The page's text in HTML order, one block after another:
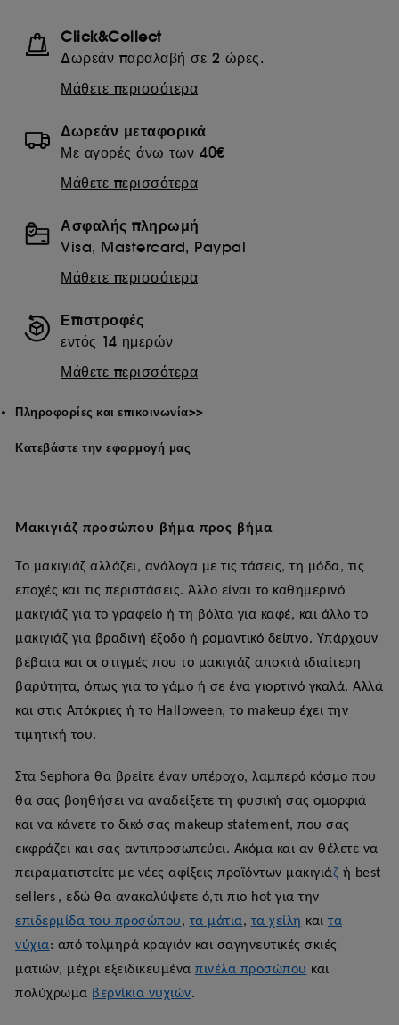
Click&Collect
Δωρεάν παραλαβή σε 2 ώρες.
Μάθετε περισσότερα
Δωρεάν μεταφορικά
Με αγορές άνω των 40€
Μάθετε περισσότερα
Ασφαλής πληρωμή
Visa, Mastercard, Paypal
Μάθετε περισσότερα
Επιστροφές
εντός 14 ημερών
Μάθετε περισσότερα
Πληροφορίες και επικοινωνία>>
Κατεβάστε την εφαρμογή μας
Μακιγιάζ προσώπου βήμα προς βήμα
Το μακιγιάζ αλλάζει, ανάλογα με τις τάσεις, τη μόδα, τις
εποχές και τις περιστάσεις. Άλλο είναι το καθημερινό
μακιγιάζ για το γραφείο ή τη βόλτα για καφέ, και άλλο το
μακιγιάζ για βραδινή έξοδο ή ρομαντικό δείπνο. Υπάρχουν
βέβαια και οι στιγμές που το μακιγιάζ αποκτά ιδιαίτερη
βαρύτητα, όπως για το γάμο ή σε ένα γιορτινό γκαλά. Αλλά
και στις Απόκριες ή το Halloween, το makeup έχει την
τιμητική του.
Στα Sephora θα βρείτε έναν υπέροχο, λαμπερό κόσμο που
θα σας βοηθήσει να αναδείξετε τη φυσική σας ομορφιά
και να κάνετε το δικό σας makeup statement, που σας
εκφράζει και σας αντιπροσωπεύει. Ακόμα και αν θέλετε να
πειραματιστείτε με νέες αφίξεις προϊόντων μακιγιάζ ή best
sellers , εδώ θα ανακαλύψετε ό,τι πιο hot για την
επιδερμίδα του προσώπου,τα μάτια,τα χείλη καιτα
νύχια: από τολμηρά κραγιόν και σαγηνευτικές σκιές
ματιών, μέχρι εξειδικευμένα πινέλα προσώπου και
πολύχρωμα βερνίκια νυχιών.